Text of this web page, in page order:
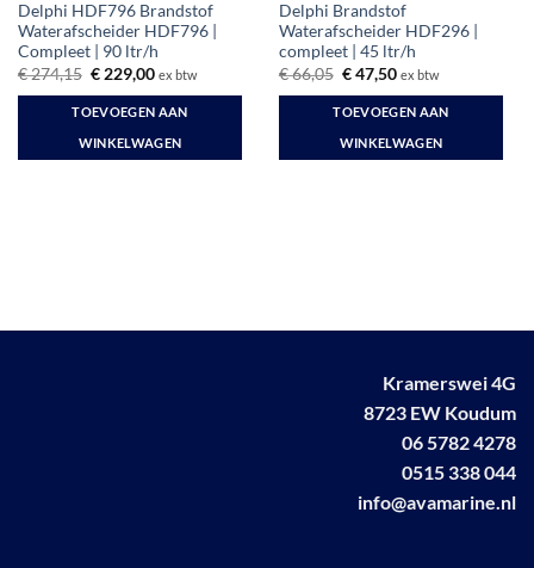
Delphi HDF796 Brandstof
Waterafscheider HDF796 |
Compleet | 90 ltr/h
€274,15 Oorspronkelijke
was:
€ 274,15.
€229,00Huidige
is:
€ 229,00.
ex btw
TOEVOEGEN AAN
WINKELWAGEN
Delphi Brandstof
Waterafscheider HDF296 |
compleet | 45 ltr/h
€66,05 Oorspronkelijke
was:
€ 66,05.
€47,50Huidige
is:
€ 47,50.
ex btw
TOEVOEGEN AAN
WINKELWAGEN
Kramerswei 4G
8723 EW Koudum
06 5782 4278
0515 338 044
info@avamarine.nl